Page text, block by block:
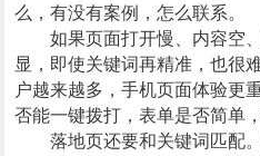
么，有没有案例，怎么联系。
如果页面打开慢、内容空、
显，即使关键词再精准，也很
户越来越多，手机页面体验更
否能一键拨打，表单是否简单
落地页还要和关键词匹配。